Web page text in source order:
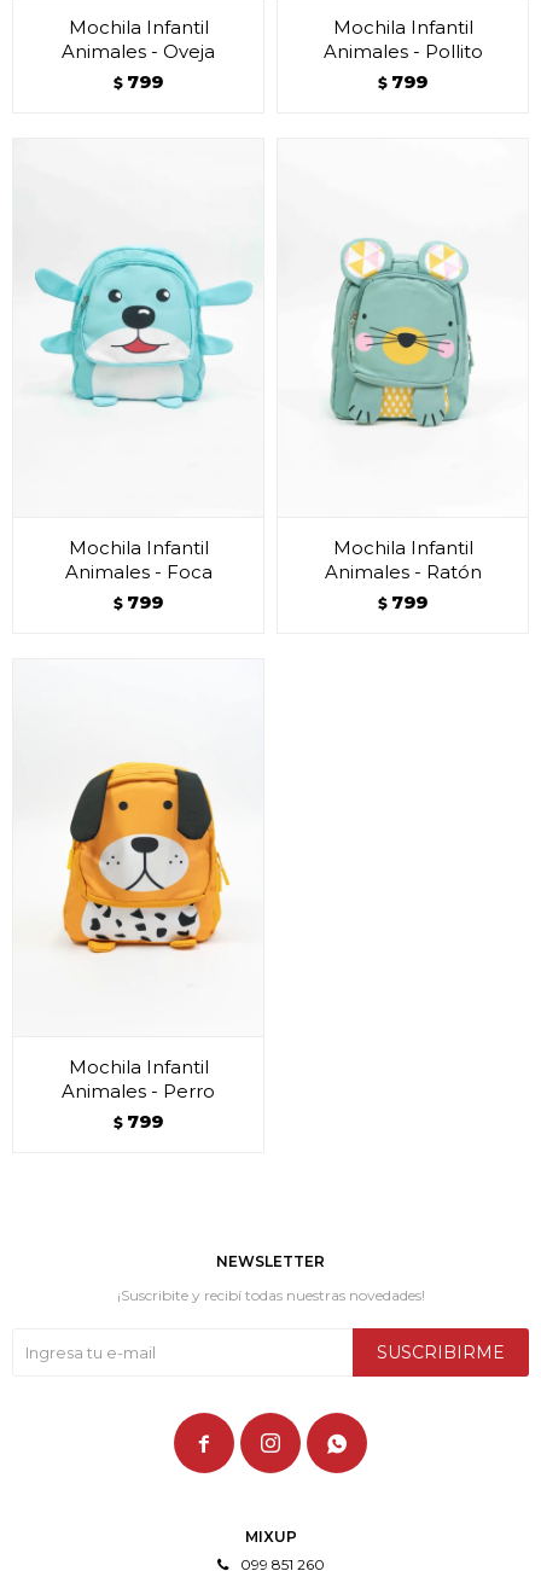
Mochila Infantil
Animales - Oveja
$ 799
Mochila Infantil
Animales - Pollito
$ 799
Mochila Infantil
Animales - Foca
$ 799
Mochila Infantil
Animales - Ratón
$ 799
Mochila Infantil
Animales - Perro
$ 799
MIXUP
099 851 260
NEWSLETTER
¡Suscribite y recibí todas nuestras novedades!
SUSCRIBIRME
  